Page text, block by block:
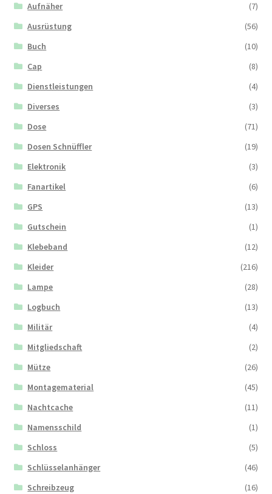
Aufnäher
(7)
Ausrüstung
(56)
Buch
(10)
Cap
(8)
Dienstleistungen
(4)
Diverses
(3)
Dose
(71)
Dosen Schnüffler
(19)
Elektronik
(3)
Fanartikel
(6)
GPS
(13)
Gutschein
(1)
Klebeband
(12)
Kleider
(216)
Lampe
(28)
Logbuch
(13)
Militär
(4)
Mitgliedschaft
(2)
Mütze
(26)
Montagematerial
(45)
Nachtcache
(11)
Namensschild
(1)
Schloss
(5)
Schlüsselanhänger
(46)
Schreibzeug
(16)